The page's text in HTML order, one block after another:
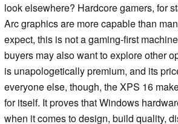
look elsewhere? Hardcore gamers, for
Arc graphics are more capable than
expect, this is not a gaming-first
buyers may also want to explore other
is unapologetically premium, and its
everyone else, though, the XPS 16
for itself. It proves that Windows
when it comes to design, build quality,